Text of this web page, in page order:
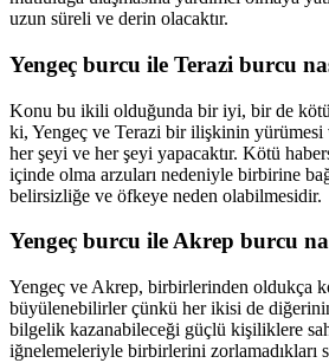
uzun süreli ve derin olacaktır.
Yengeç burcu ile Terazi burcu
Konu bu ikili olduğunda bir iyi, bir de
ki, Yengeç ve Terazi bir ilişkinin yürümesi
her şeyi ve her şeyi yapacaktır. Kötü
içinde olma arzuları nedeniyle birbirine
belirsizliğe ve öfkeye neden olabilmesidir.
Yengeç burcu ile Akrep burcu
Yengeç ve Akrep, birbirlerinden oldukça
büyülenebilirler çünkü her ikisi de
bilgelik kazanabileceği güçlü kişiliklere
iğnelemeleriyle birbirlerini zorlamadıkları